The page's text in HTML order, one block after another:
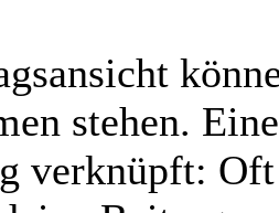
stehen.
verknüpft: